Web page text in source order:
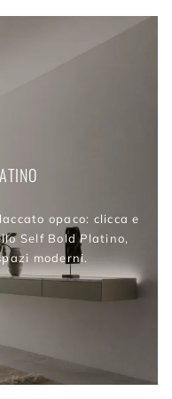
opaco: clicca e
Self Bold Platino,
moderni.